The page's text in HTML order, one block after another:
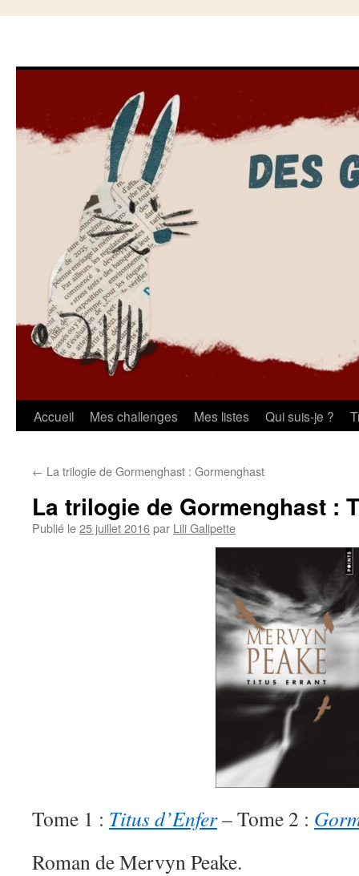
Aller
contenu
Accueil Mes challenges Mes listes Qui suis-je ?
← La trilogie de Gormenghast : Gormenghast
La trilogie de Gormenghast :
Publié le25 juillet 2016par Lili Galipette
Tome 1 : Titus d’Enfer– Tome 2 :
Roman de Mervyn Peake.